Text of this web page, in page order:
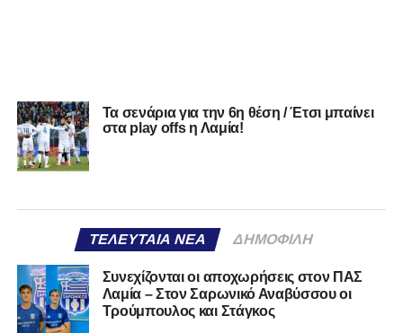
Τα σενάρια για την 6η θέση / Έτσι μπαίνει
στα play offs η Λαμία!
ΤΕΛΕΥΤΑΊΑ ΝΈΑ ΔΗΜΟΦΙΛΉ
Συνεχίζονται οι αποχωρήσεις στον ΠΑΣ
Λαμία – Στον Σαρωνικό Αναβύσσου οι
Τρούμπουλος και Στάγκος